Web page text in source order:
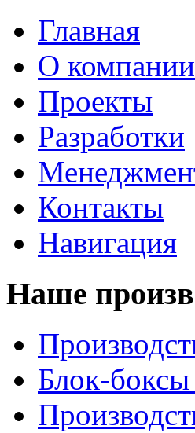
Главная
О компании
Проекты
Разработки
Контакты
Навигация
Наше
Блок-боксы